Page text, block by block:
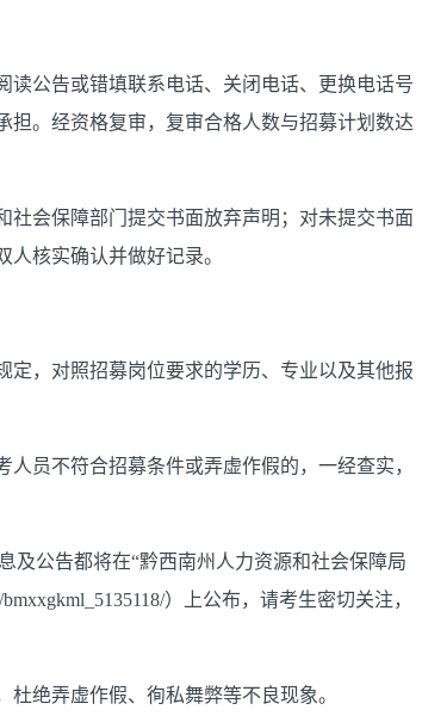
公告或错填联系电话、关闭电话、更换电话号
。经资格复审，复审合格人数与招募计划数达
社会保障部门提交书面放弃声明；对未提交书面
核实确认并做好记录。
定，对照招募岗位要求的学历、专业以及其他报
人员不符合招募条件或弄虚作假的，一经查实，
及公告都将在“黔西南州人力资源和社会保障局
）上公布，请考生密切关注，
杜绝弄虚作假、徇私舞弊等不良现象。